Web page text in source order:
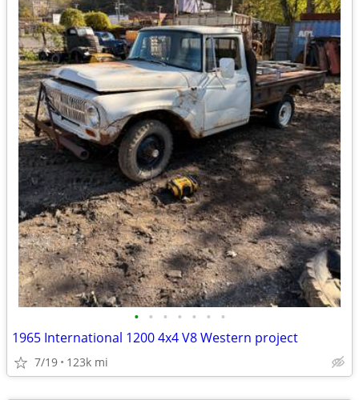
• • • • • • •
1965 International 1200 4x4 V8 Western project
7/19 123k mi